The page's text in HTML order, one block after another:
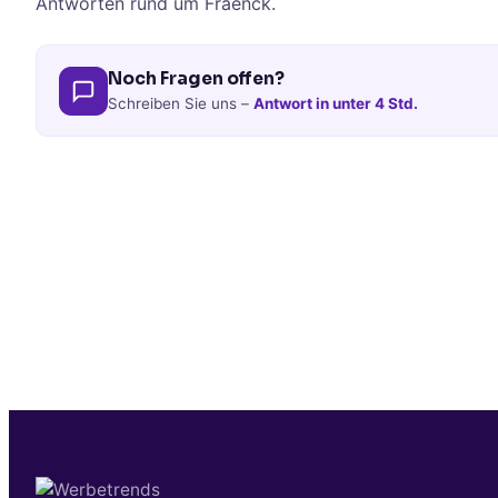
Noch Fragen offen?
Schreiben Sie uns – Antwort in unter 4 Std.